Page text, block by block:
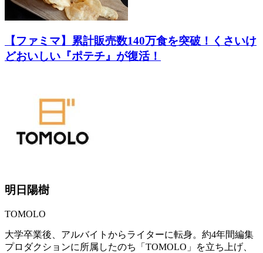
【ファミマ】累計販売数140万食を突破！くさいけ
どおいしい『ポテチ』が復活！
明日陽樹
TOMOLO
大学卒業後、アルバイトからライターに転身。約4年間編集
プロダクションに所属したのち「TOMOLO」を立ち上げ、